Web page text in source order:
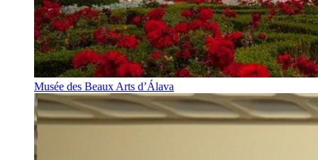
Musée des Beaux Arts d’Álava